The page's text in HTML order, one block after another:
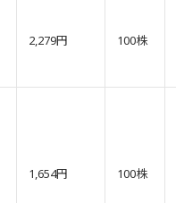
2,279円 100株
1,654円 100株